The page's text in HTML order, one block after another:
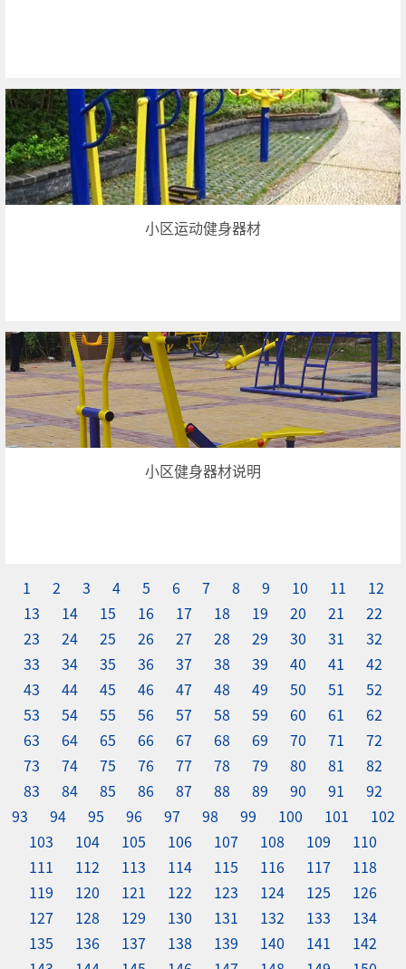
小区运动健身器材
小区健身器材说明
1 2 3 4 5 6 7 8 9 10 11
12
13
14 15 16 17 18 19 20 21
22
23
24 25 26 27 28 29 30 31
32
33
34 35 36 37 38 39 40 41
42
43
44 45 46 47 48 49 50 51
52
53
54 55 56 57 58 59 60 61
62
63
64 65 66 67 68 69 70 71
72
73
74 75 76 77 78 79 80 81
82
83
84 85 86 87 88 89 90 91
92
93
94 95 96 97 98 99 100 101
102
103
104 105 106 107 108 109
110
111
112 113 114 115 116 117
118
119
120 121 122 123 124 125
126
127
128 129 130 131 132 133
134
135
136 137 138 139 140 141
142